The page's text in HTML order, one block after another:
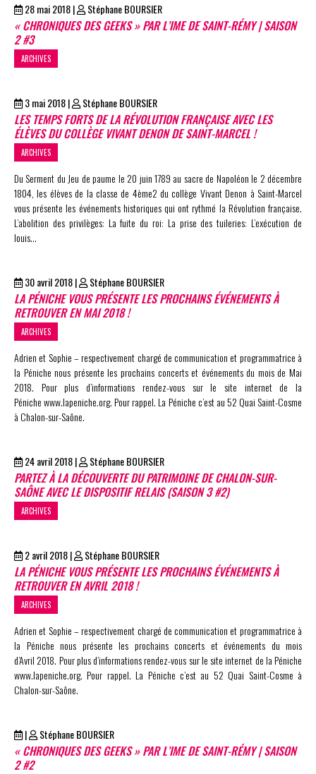
28 mai 2018| Stéphane BOURSIER
« CHRONIQUES DES GEEKS » PAR L’IME DE SAINT-RÉMY | SAISON
2 #3
ARCHIVES
3 mai 2018| Stéphane BOURSIER
LES TEMPS FORTS DE LA RÉVOLUTION FRANÇAISE AVEC LES
ÉLÈVES DU COLLÈGE VIVANT DENON DE SAINT-MARCEL !
ARCHIVES
Du Serment du Jeu de paume le 20 juin 1789 au sacre de Napoléon le 2 décembre
1804, les élèves de la classe de 4ème2 du collège Vivant Denon à Saint-Marcel
vous présente les événements historiques qui ont rythmé la Révolution française.
L’abolition des privilèges: La fuite du roi: La prise des tuileries: L’exécution de
louis…
30 avril 2018| Stéphane BOURSIER
LA PÉNICHE VOUS PRÉSENTE LES PROCHAINS ÉVÉNEMENTS À
RETROUVER EN MAI 2018 !
ARCHIVES
Adrien et Sophie – respectivement chargé de communication et programmatrice à
la Péniche nous présente les prochains concerts et événements du mois de Mai
2018. Pour plus d’informations rendez-vous sur le site internet de la
Péniche www.lapeniche.org. Pour rappel. La Péniche c’est au 52 Quai Saint-Cosme
à Chalon-sur-Saône.
24 avril 2018| Stéphane BOURSIER
PARTEZ À LA DÉCOUVERTE DU PATRIMOINE DE CHALON-SUR-
SAÔNE AVEC LE DISPOSITIF RELAIS (SAISON 3 #2)
ARCHIVES
2 avril 2018| Stéphane BOURSIER
LA PÉNICHE VOUS PRÉSENTE LES PROCHAINS ÉVÉNEMENTS À
RETROUVER EN AVRIL 2018 !
ARCHIVES
Adrien et Sophie – respectivement chargé de communication et programmatrice à
la Péniche nous présente les prochains concerts et événements du mois
d’Avril 2018. Pour plus d’informations rendez-vous sur le site internet de la Péniche
www.lapeniche.org. Pour rappel. La Péniche c’est au 52 Quai Saint-Cosme à
Chalon-sur-Saône.
| Stéphane BOURSIER
« CHRONIQUES DES GEEKS » PAR L’IME DE SAINT-RÉMY | SAISON
2 #2